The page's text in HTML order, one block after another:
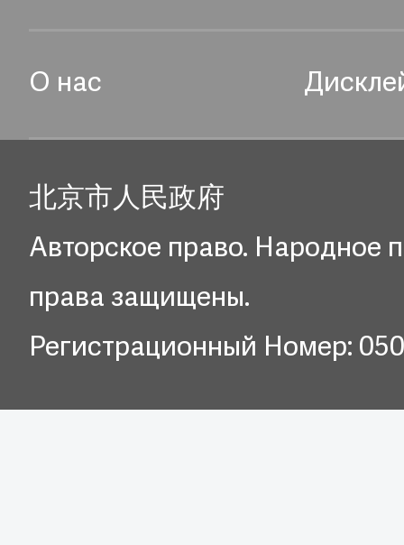
О нас
北京市人民政府
Авторское право. Народное
права защищены.
Регистрационный Номер: